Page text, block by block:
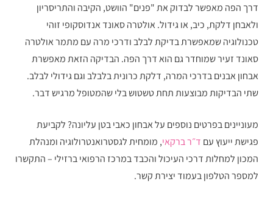
דרך הפה מאפשר לבדוק את "פנים" הוושט, הקיבה והתריסריון
ולאבחן דלקת, כיב, או גידול. אולטרה סאונד אנדוסקופי זוהי
טכנולוגיה שמאפשרת בדיקת לבלב ודרכי מרה עם מתמר אולטרה
סאונד זעיר שמוחדר גם הוא דרך הפה. הבדיקה הזאת מאפשרת
אבחון אבנים בדרכי המרה, דלקת כרונית בלבלב וגם גידולי לבלב.
שתי הבדיקות מבוצעות תחת טשטוש בלי שהמטופל מרגיש דבר.
מעוניינים בפרטים נוספים על אבחון כאבי בטן עליונה? לקביעת
פגישת ייעוץ עם ד״ר ברקאי, מומחית לגסטרואנטרולוגיה ומנהלת
המכון למחלות דרכי העיכול והכבד במרכז הרפואי ברזילי – התקשרו
למספר הטלפון בעמוד יצירת קשר.